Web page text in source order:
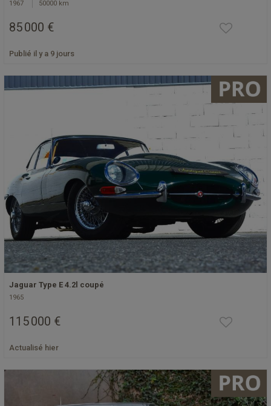
1967 50000 km
85 000 €
Publié il y a 9 jours
Jaguar Type E 4.2l coupé
1965
115 000 €
Actualisé hier